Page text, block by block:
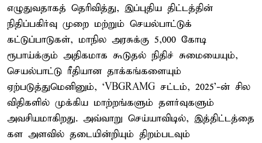
எழுதுவதாகத் தெரிவித்து, இப்புதிய திட்டத்தின்
நிதிப்பகிர்வு முறை மற்றும் செயல்பாட்டுக்
கட்டுப்பாடுகள், மாநில அரசுக்கு 5,000 கோடி
ரூபாய்க்கும் அதிகமாக கூடுதல் நிதிச் சுமையையும்,
செயல்பாட்டு ரீதியான தாக்கங்களையும்
ஏற்படுத்துமெனினும், ‘VBGRAMG சட்டம், 2025’-ன் சில
விதிகளில் முக்கிய மாற்றங்களும் தளர்வுகளும்
அவசியமாகிறது. அவ்வாறு செய்யாவிடில், இத்திட்டத்தை
கள அளவில் தடையின்றியும் திறம்படவும்